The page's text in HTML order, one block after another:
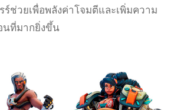
ร์ช่วยเพื่อพลังค่าโจมตีและเพิ่มความ
นที่มากยิ่งขึ้น